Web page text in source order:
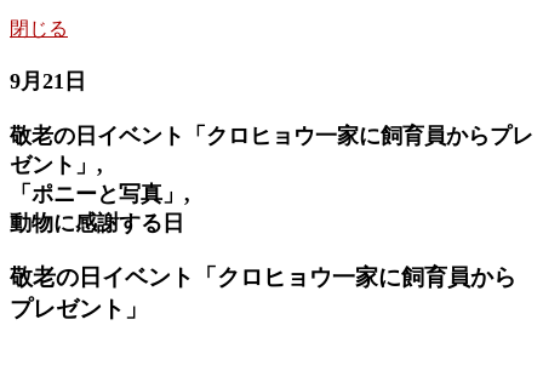
閉じる
9月21日
敬老の日イベント「クロヒョウ一家に飼育員からプレ
ゼント」,
「ポニーと写真」,
動物に感謝する日
敬老の日イベント「クロヒョウ一家に飼育員から
プレゼント」